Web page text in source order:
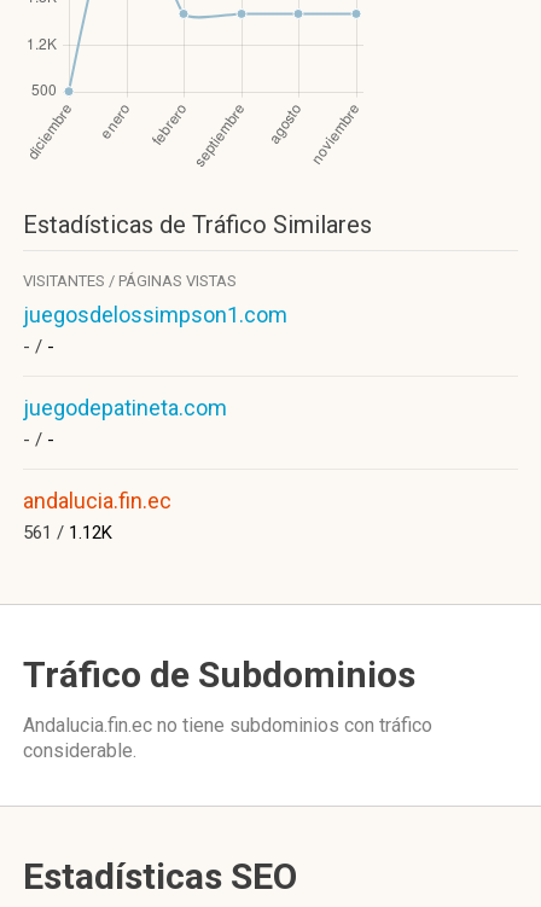
Estadísticas de Tráfico Similares
VISITANTES / PÁGINAS VISTAS
juegosdelossimpson1.com
- / -
juegodepatineta.com
- / -
andalucia.fin.ec
561 / 1.12K
Tráfico de Subdominios
Andalucia.fin.ec no tiene subdominios con tráfico
considerable.
Estadísticas SEO